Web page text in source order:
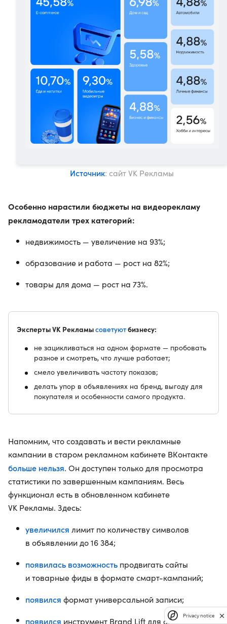
Источник: сайт VK Рекламы
Особенно нарастили бюджеты на видеорекламу
рекламодатели трех категорий:
недвижимость — увеличение на 93%;
образование и работа — рост на 82%;
товары для дома — рост на 73%.
Эксперты VK Рекламысоветуютбизнесу:
не зацикливаться на одном формате — пробовать
разное и смотреть, что лучше работает;
смело увеличивать частоту показов;
делать упор в объявлениях на бренд, выгоду для
покупателя и особенности самого продукта.
Напомним, что создавать и вести рекламные
кампании в старом рекламном кабинете ВКонтакте
больше нельзя. Он доступен только для просмотра
статистики по завершенным кампаниям. Весь
функционал есть в обновленном кабинете
VK Рекламы. Здесь:
увеличился лимит по количеству символов
в объявлении до 16 384;
появилась возможность продвигать сайты
и товарные фиды в формате смарт-кампаний;
появился формат универсальной записи;
появился инструмент Brand Lift для оценки
Privacy notice